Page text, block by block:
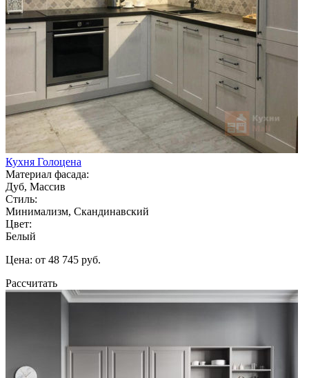
Кухня Голоцена
Материал фасада:
Дуб, Массив
Стиль:
Минимализм, Скандинавский
Цвет:
Белый
Цена: от 48 745 руб.
Рассчитать